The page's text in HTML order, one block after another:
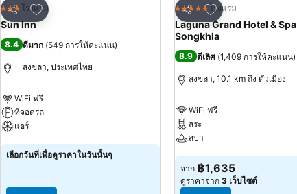
แชร์
เพิ่มในรายการโปรด
3 ดาว โรงแรม
Sun Inn
8.4 ดีมาก (549 การให้คะแนน)
สงขลา, ประเทศไทย
WiFi ฟรี
ที่จอดรถ
แอร์
ดูราคา
เลือกวันที่เพื่อดูราคาในวันนั้นๆ
แชร์
เพิ่มในรายการโปรด
5 ดาว โรงแรม
Laguna Grand Hotel & Spa
Songkhla
8.9 ดีเลิศ (1,409 การให้คะแนน)
สงขลา, 10.1 km ถึง ตัวเมือง
WiFi ฟรี
สระ
สปา
ดูราคา
จาก ฿1,635
ดูราคาจาก 3 เว็บไซต์